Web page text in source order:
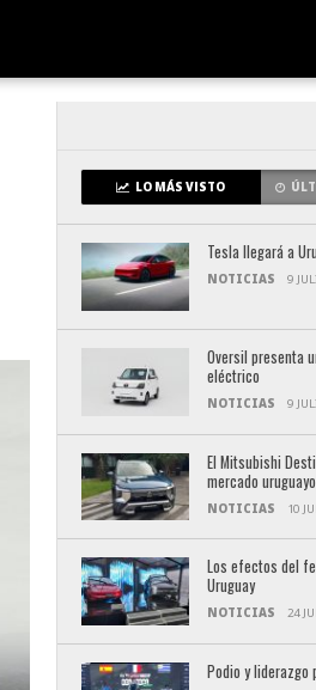
LO MÁS VISTO
Tesla llegará a
NOTICIAS 9
Oversil presenta
eléctrico
NOTICIAS 9
El Mitsubishi
mercado uruguayo
NOTICIAS 10
Los efectos del
Uruguay
NOTICIAS 24
Podio y liderazgo